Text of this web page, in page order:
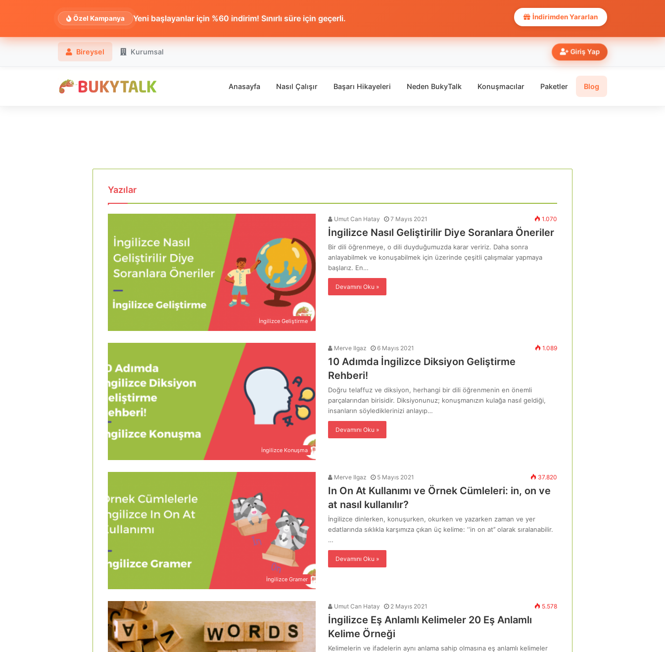
Özel Kampanya Yeni başlayanlar için %60 indirim! Sınırlı süre için geçerli. İndirimden Yararlan
Bireysel Kurumsal Giriş Yap
Anasayfa Nasıl Çalışır Başarı Hikayeleri Neden BukyTalk Konuşmacılar Paketler Blog
Yazılar
İngilizce Geliştirme
Umut Can Hatay 7 Mayıs 2021 1.070
İngilizce Nasıl Geliştirilir Diye Soranlara Öneriler
Bir dili öğrenmeye, o dili duyduğumuzda karar veririz. Daha sonra
anlayabilmek ve konuşabilmek için üzerinde çeşitli çalışmalar yapmaya
başlarız. En…
Devamını Oku »
İngilizce Konuşma
Merve Ilgaz 6 Mayıs 2021 1.089
10 Adımda İngilizce Diksiyon Geliştirme
Rehberi!
Doğru telaffuz ve diksiyon, herhangi bir dili öğrenmenin en önemli
parçalarından birisidir. Diksiyonunuz; konuşmanızın kulağa nasıl geldiği,
insanların söylediklerinizi anlayıp…
Devamını Oku »
İngilizce Gramer
Merve Ilgaz 5 Mayıs 2021 37.820
In On At Kullanımı ve Örnek Cümleleri: in, on ve
at nasıl kullanılır?
İngilizce dinlerken, konuşurken, okurken ve yazarken zaman ve yer
edatlarında sıklıkla karşımıza çıkan üç kelime: ‘‘in on at’’ olarak sıralanabilir.
…
Devamını Oku »
Umut Can Hatay 2 Mayıs 2021 5.578
İngilizce Eş Anlamlı Kelimeler 20 Eş Anlamlı
Kelime Örneği
Kelimelerin ve ifadelerin aynı anlama sahip olmasına eş anlamlı kelimeler